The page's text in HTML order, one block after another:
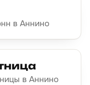
в Аннино
в Аннино